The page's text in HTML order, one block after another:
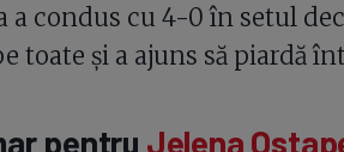
a condus cu 4-0 în setul
toate și a ajuns să piardă
pentru Jelena